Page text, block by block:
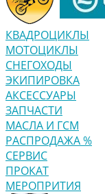
КВАДРОЦИКЛЫ
МОТОЦИКЛЫ
СНЕГОХОДЫ
ЭКИПИРОВКА
АКСЕССУАРЫ
ЗАПЧАСТИ
МАСЛА И ГСМ
РАСПРОДАЖА %
СЕРВИС
ПРОКАТ
МЕРОПРИТИЯ